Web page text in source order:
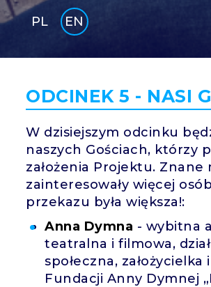
PL
EN
GLI
SH
ODCINEK 5 - NASI
W dzisiejszym odcinku
naszych Gościach, którzy
założenia Projektu. Znane
zainteresowały więcej
przekazu była większa!:
Anna Dymna - wybitna
teatralna i filmowa,
społeczna, założycielka
Fundacji Anny Dymnej